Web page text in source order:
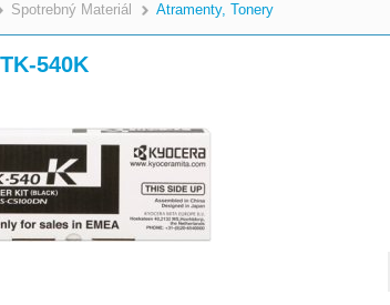
Spotrebný Materiál >
Atramenty, Tonery
540K